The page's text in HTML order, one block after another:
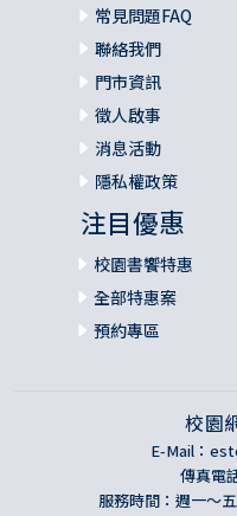
常見問題FAQ
聯絡我們
門市資訊
徵人啟事
消息活動
隱私權政策
注目優惠
校園書饗特惠
全部特惠案
預約專區
校園
E-Mail：
傳真電
服務時間：週一～